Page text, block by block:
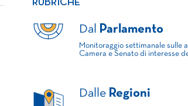
RUBRICHE
Dal Parlamento
Monitoraggio settimanale sulle
Camera e Senato di interesse
Dalle Regioni